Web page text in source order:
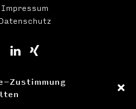
Zustimmung
Impressum